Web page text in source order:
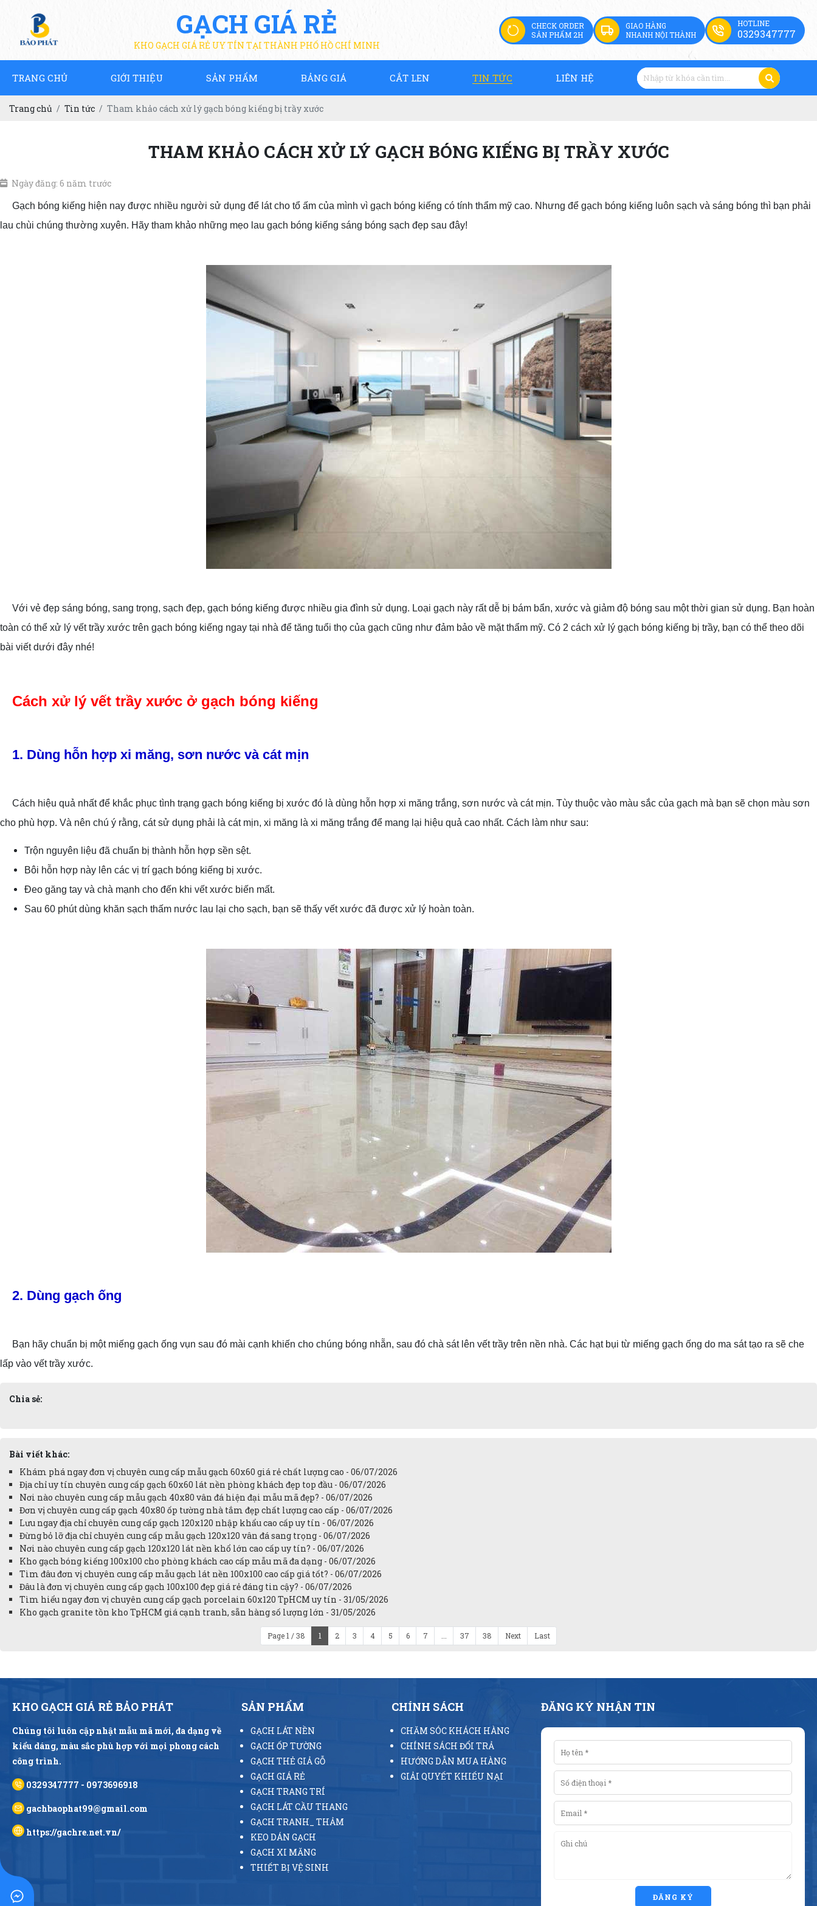
GẠCH GIÁ RẺ
KHO GẠCH GIÁ RẺ UY TÍN TẠI THÀNH PHỐ HỒ CHÍ MINH
CHECK ORDER
SẢN PHẨM 2H
GIAO HÀNG
NHANH NỘI THÀNH
HOTLINE
0329347777
TRANG CHỦ GIỚI THIỆU SẢN PHẨM BẢNG GIÁ CẮT LEN TIN TỨC LIÊN HỆ
Trang chủ Tin tức Tham khảo cách xử lý gạch bóng kiếng bị trầy xước
THAM KHẢO CÁCH XỬ LÝ GẠCH BÓNG KIẾNG BỊ TRẦY XƯỚC
Ngày đăng: 6 năm trước
Gạch bóng kiếng hiện nay được nhiều người sử dụng để lát cho tổ ấm của mình vì gạch bóng kiếng có tính thẩm mỹ cao. Nhưng để gạch bóng kiếng luôn sạch và sáng bóng thì bạn phải
lau chùi chúng thường xuyên. Hãy tham khảo những mẹo lau gạch bóng kiếng sáng bóng sạch đẹp sau đây!
Với vẻ đẹp sáng bóng, sang trọng, sạch đẹp, gạch bóng kiếng được nhiều gia đình sử dụng. Loại gạch này rất dễ bị bám bẩn, xước và giảm độ bóng sau một thời gian sử dụng. Bạn hoàn
toàn có thể xử lý vết trầy xước trên gạch bóng kiếng ngay tại nhà để tăng tuổi thọ của gạch cũng như đảm bảo về mặt thẩm mỹ. Có 2 cách xử lý gạch bóng kiếng bị trầy, bạn có thể theo dõi
bài viết dưới đây nhé!
Cách xử lý vết trầy xước ở gạch bóng kiếng
1. Dùng hỗn hợp xi măng, sơn nước và cát mịn
Cách hiệu quả nhất để khắc phục tình trạng gạch bóng kiếng bị xước đó là dùng hỗn hợp xi măng trắng, sơn nước và cát mịn. Tùy thuộc vào màu sắc của gạch mà bạn sẽ chọn màu sơn
cho phù hợp. Và nên chú ý rằng, cát sử dụng phải là cát mịn, xi măng là xi măng trắng để mang lại hiệu quả cao nhất. Cách làm như sau:
Trộn nguyên liệu đã chuẩn bị thành hỗn hợp sền sệt.
Bôi hỗn hợp này lên các vị trí gạch bóng kiếng bị xước.
Đeo găng tay và chà mạnh cho đến khi vết xước biến mất.
Sau 60 phút dùng khăn sạch thấm nước lau lại cho sạch, bạn sẽ thấy vết xước đã được xử lý hoàn toàn.
2. Dùng gạch ống
Bạn hãy chuẩn bị một miếng gạch ống vụn sau đó mài cạnh khiến cho chúng bóng nhẵn, sau đó chà sát lên vết trầy trên nền nhà. Các hạt bụi từ miếng gạch ống do ma sát tạo ra sẽ che
lấp vào vết trầy xước.
Chia sẻ:
Bài viết khác:
Khám phá ngay đơn vị chuyên cung cấp mẫu gạch 60x60 giá rẻ chất lượng cao - 06/07/2026
Địa chỉ uy tín chuyên cung cấp gạch 60x60 lát nền phòng khách đẹp top đầu - 06/07/2026
Nơi nào chuyên cung cấp mẫu gạch 40x80 vân đá hiện đại mẫu mã đẹp? - 06/07/2026
Đơn vị chuyên cung cấp gạch 40x80 ốp tường nhà tắm đẹp chất lượng cao cấp - 06/07/2026
Lưu ngay địa chỉ chuyên cung cấp gạch 120x120 nhập khẩu cao cấp uy tín - 06/07/2026
Đừng bỏ lỡ địa chỉ chuyên cung cấp mẫu gạch 120x120 vân đá sang trọng - 06/07/2026
Nơi nào chuyên cung cấp gạch 120x120 lát nền khổ lớn cao cấp uy tín? - 06/07/2026
Kho gạch bóng kiếng 100x100 cho phòng khách cao cấp mẫu mã đa dạng - 06/07/2026
Tìm đâu đơn vị chuyên cung cấp mẫu gạch lát nền 100x100 cao cấp giá tốt? - 06/07/2026
Đâu là đơn vị chuyên cung cấp gạch 100x100 đẹp giá rẻ đáng tin cậy? - 06/07/2026
Tìm hiểu ngay đơn vị chuyên cung cấp gạch porcelain 60x120 TpHCM uy tín - 31/05/2026
Kho gạch granite tồn kho TpHCM giá cạnh tranh, sẵn hàng số lượng lớn - 31/05/2026
Page 1 / 38 1 2 3 4 5 6 7 37 38 Next Last
KHO GẠCH GIÁ RẺ BẢO PHÁT
Chúng tôi luôn cập nhật mẫu mã mới, đa dạng về
kiểu dáng, màu sắc phù hợp với mọi phong cách
công trình.
0329347777 - 0973696918
gachbaophat99@gmail.com
https://gachre.net.vn/
SẢN PHẨM
GẠCH LÁT NỀN
GẠCH ỐP TƯỜNG
GẠCH THẺ GIẢ GỖ
GẠCH GIÁ RẺ
GẠCH TRANG TRÍ
GẠCH LÁT CẦU THANG
GẠCH TRANH_ THẢM
KEO DÁN GẠCH
GẠCH XI MĂNG
THIẾT BỊ VỆ SINH
CHÍNH SÁCH
CHĂM SÓC KHÁCH HÀNG
CHÍNH SÁCH ĐỔI TRẢ
HƯỚNG DẪN MUA HÀNG
GIẢI QUYẾT KHIẾU NẠI
ĐĂNG KÝ NHẬN TIN
ĐĂNG KÝ